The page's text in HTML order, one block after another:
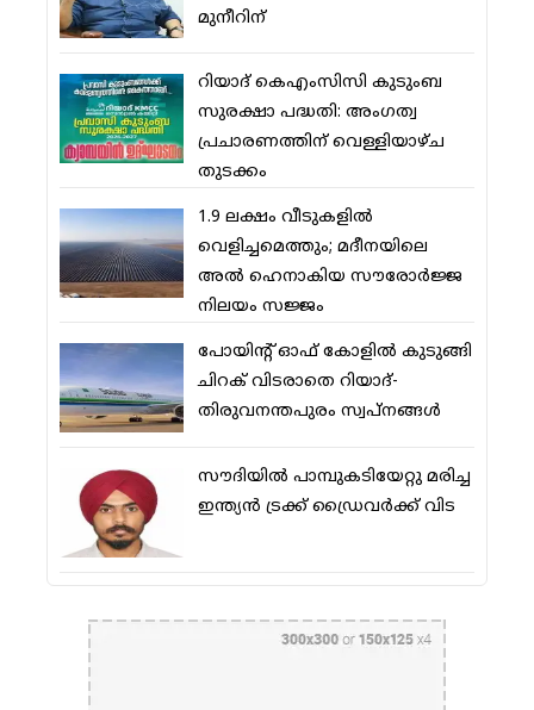
മുനീറിന്
റിയാദ് കെഎംസിസി കുടുംബ
സുരക്ഷാ പദ്ധതി: അംഗത്വ
പ്രചാരണത്തിന് വെള്ളിയാഴ്ച
തുടക്കം
1.9 ലക്ഷം വീടുകളില്‍
വെളിച്ചമെത്തും; മദീനയിലെ
അല്‍ ഹെനാകിയ സൗരോര്‍ജ്ജ
നിലയം സജ്ജം
പോയിന്റ് ഓഫ് കോളില്‍ കുടുങ്ങി
ചിറക് വിടരാതെ റിയാദ്-
തിരുവനന്തപുരം സ്വപ്നങ്ങള്‍
സൗദിയിൽ പാമ്പുകടിയേറ്റു മരിച്ച
ഇന്ത്യൻ ട്രക്ക് ഡ്രൈവർക്ക് വിട